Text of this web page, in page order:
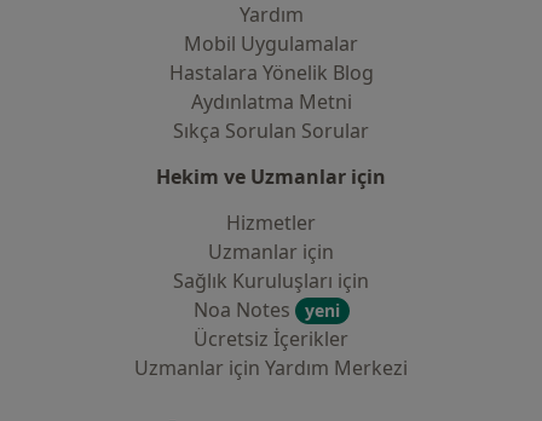
Yardım
Mobil Uygulamalar
Hastalara Yönelik Blog
Aydınlatma Metni
Sıkça Sorulan Sorular
Hekim ve Uzmanlar için
Hizmetler
Uzmanlar için
Sağlık Kuruluşları için
Noa Notes
yeni
Ücretsiz İçerikler
Uzmanlar için Yardım Merkezi